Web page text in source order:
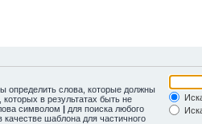
определить слова, которые должны
которых в результатах быть не
символом | для поиска любого
качестве шаблона для частичного